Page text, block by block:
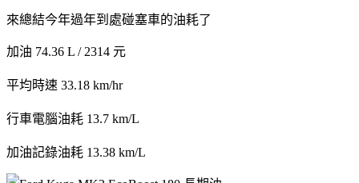
來總結今年過年到處碰塞車的油耗了
加油 74.36 L / 2314 元
平均時速 33.18 km/hr
行車電腦油耗 13.7 km/L
加油記錄油耗 13.38 km/L